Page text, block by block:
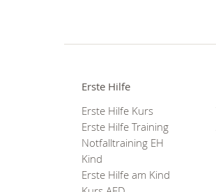
Erste Hilfe
Erste Hilfe Kurs
Erste Hilfe Training
Notfalltraining EH
Kind
Erste Hilfe am Kind